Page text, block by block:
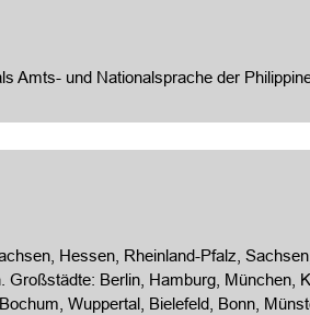
Amts- und Nationalsprache der
Hessen, Rheinland-Pfalz,
Berlin, Hamburg, München ,
Wuppertal, Bielefeld, Bonn,